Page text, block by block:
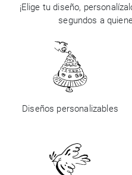
¡Elige tu diseño,
segundos a
Diseños personalizables